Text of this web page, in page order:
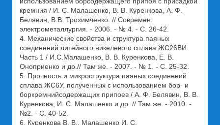
кремния / И. С. Малашенко, В. В. Куренкова, А. Ф.
Белявин, В.В. Трохимченко. // Современ.
электрометаллургия. - 2006. - № 4. - С. 26-42.
4. Механические свойства и структура паяных
соединений литейного никелевого сплава ЖС26ВИ.
Часть 1 / И.С.Малашенко, В. В. Куренкова, Е. В.
Оноприенко и др.// Там же. - 2007. - № 1. - С. 25-32.
5. Прочность и микроструктура паяных соединений
сплава ЖС6У, полученных с использованием бор- и
боркремнийсодержащих припоев / А. Ф. Белявин, В. В.
Куренкова, И. С. Малашенко и др. // Там же. - 2010. -
№2. - С. 40-52.
6. Куренкова В. В., Малашенко И. С.